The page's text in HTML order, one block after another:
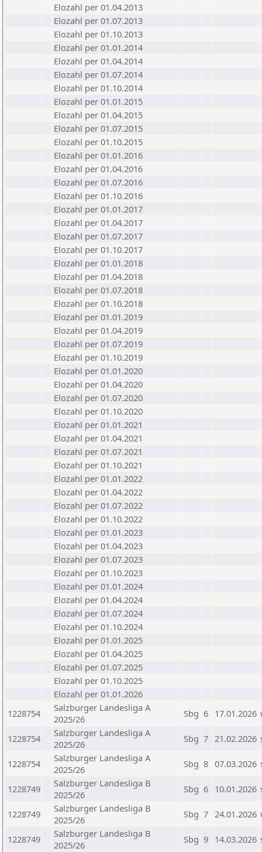
Elozahl per 01.04.2013
Elozahl per 01.07.2013
Elozahl per 01.10.2013
Elozahl per 01.01.2014
Elozahl per 01.04.2014
Elozahl per 01.07.2014
Elozahl per 01.10.2014
Elozahl per 01.01.2015
Elozahl per 01.04.2015
Elozahl per 01.07.2015
Elozahl per 01.10.2015
Elozahl per 01.01.2016
Elozahl per 01.04.2016
Elozahl per 01.07.2016
Elozahl per 01.10.2016
Elozahl per 01.01.2017
Elozahl per 01.04.2017
Elozahl per 01.07.2017
Elozahl per 01.10.2017
Elozahl per 01.01.2018
Elozahl per 01.04.2018
Elozahl per 01.07.2018
Elozahl per 01.10.2018
Elozahl per 01.01.2019
Elozahl per 01.04.2019
Elozahl per 01.07.2019
Elozahl per 01.10.2019
Elozahl per 01.01.2020
Elozahl per 01.04.2020
Elozahl per 01.07.2020
Elozahl per 01.10.2020
Elozahl per 01.01.2021
Elozahl per 01.04.2021
Elozahl per 01.07.2021
Elozahl per 01.10.2021
Elozahl per 01.01.2022
Elozahl per 01.04.2022
Elozahl per 01.07.2022
Elozahl per 01.10.2022
Elozahl per 01.01.2023
Elozahl per 01.04.2023
Elozahl per 01.07.2023
Elozahl per 01.10.2023
Elozahl per 01.01.2024
Elozahl per 01.04.2024
Elozahl per 01.07.2024
Elozahl per 01.10.2024
Elozahl per 01.01.2025
Elozahl per 01.04.2025
Elozahl per 01.07.2025
Elozahl per 01.10.2025
Elozahl per 01.01.2026
1228754
Salzburger Landesliga A
2025/26
Sbg 6 17.01.2026
1228754
Salzburger Landesliga A
2025/26
Sbg 7 21.02.2026
1228754
Salzburger Landesliga A
2025/26
Sbg 8 07.03.2026
1228749
Salzburger Landesliga B
2025/26
Sbg 6 10.01.2026
1228749
Salzburger Landesliga B
2025/26
Sbg 7 24.01.2026
1228749
Salzburger Landesliga B
2025/26
Sbg 9 14.03.2026